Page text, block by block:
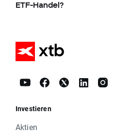
ETF-Handel?
Investieren
Aktien